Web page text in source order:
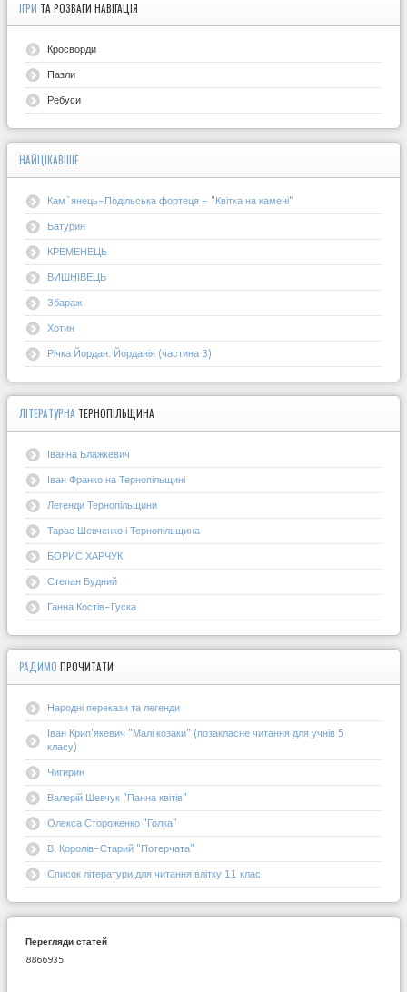
ІГРИ ТА РОЗВАГИ НАВІГАЦІЯ
Кросворди
Пазли
Ребуси
НАЙЦІКАВІШЕ
Кам`янець-Подільська фортеця - "Квітка на камені"
Батурин
КРЕМЕНЕЦЬ
ВИШНІВЕЦЬ
Збараж
Хотин
Річка Йордан. Йорданія (частина 3)
ЛІТЕРАТУРНА ТЕРНОПІЛЬЩИНА
Іванна Блажкевич
Іван Франко на Тернопільщині
Легенди Тернопільщини
Тарас Шевченко і Тернопільщина
БОРИС ХАРЧУК
Степан Будний
Ганна Костів-Гуска
РАДИМО ПРОЧИТАТИ
Народні перекази та легенди
Іван Крип'якевич "Малі козаки" (позакласне читання для учнів 5
класу)
Чигирин
Валерій Шевчук "Панна квітів"
Олекса Стороженко "Голка"
В. Королів-Старий "Потерчата"
Список літератури для читання влітку 11 клас
Перегляди статей
8866935